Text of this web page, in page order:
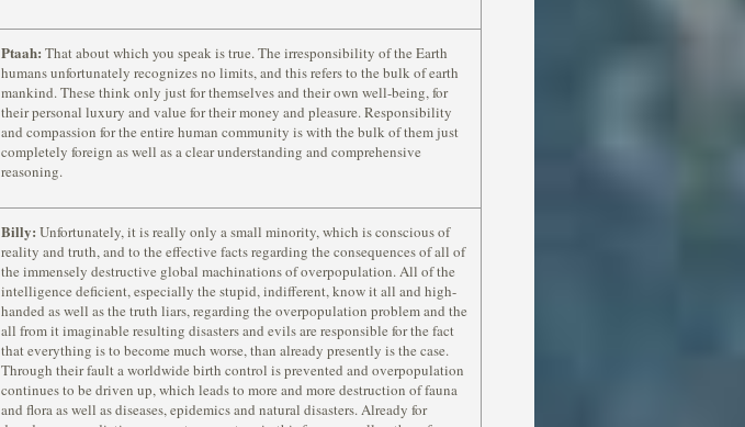
Ptaah: That about which you speak is true. The irresponsibility of the Earth
humans unfortunately recognizes no limits, and this refers to the bulk of earth
mankind. These think only just for themselves and their own well-being, for
their personal luxury and value for their money and pleasure. Responsibility
and compassion for the entire human community is with the bulk of them just
completely foreign as well as a clear understanding and comprehensive
reasoning.
Billy: Unfortunately, it is really only a small minority, which is conscious of
reality and truth, and to the effective facts regarding the consequences of all of
the immensely destructive global machinations of overpopulation. All of the
intelligence deficient, especially the stupid, indifferent, know it all and high-
handed as well as the truth liars, regarding the overpopulation problem and the
all from it imaginable resulting disasters and evils are responsible for the fact
that everything is to become much worse, than already presently is the case.
Through their fault a worldwide birth control is prevented and overpopulation
continues to be driven up, which leads to more and more destruction of fauna
and flora as well as diseases, epidemics and natural disasters. Already for